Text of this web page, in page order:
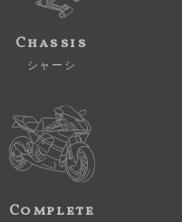
Chassis
シャーシ
Complete